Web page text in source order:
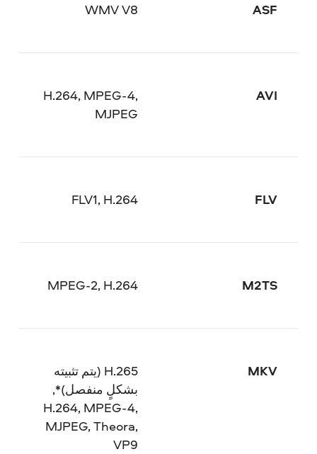
ASF
WMV V8
AVI
H.264, MPEG-4,
MJPEG
FLV
FLV1, H.264
M2TS
MPEG-2, H.264
MKV
H.265 (يتم تثبيته
بشكلٍ منفصل)*,
H.264, MPEG-4,
MJPEG, Theora,
VP9